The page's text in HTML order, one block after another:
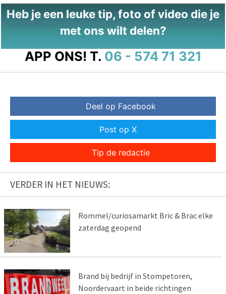
Heb je een leuke tip, foto of video die je
met ons wilt delen?
APP ONS! T. 06 - 574 71 321
Deel op Facebook
Post op X
Tip de redactie
VERDER IN HET NIEUWS:
Rommel/curiosamarkt Bric & Brac elke
zaterdag geopend
Brand bij bedrijf in Stompetoren,
Noordervaart in beide richtingen